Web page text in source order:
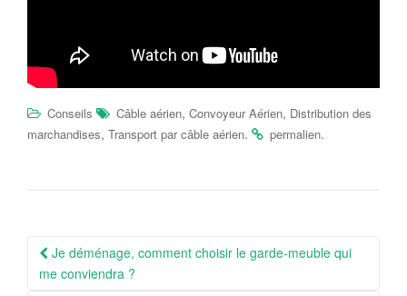
Conseils Câble aérien, Convoyeur Aérien, Distribution des
marchandises, Transport par câble aérien. permalien.
Navigation
Article
Je déménage, comment choisir le garde-meuble qui
me conviendra ?